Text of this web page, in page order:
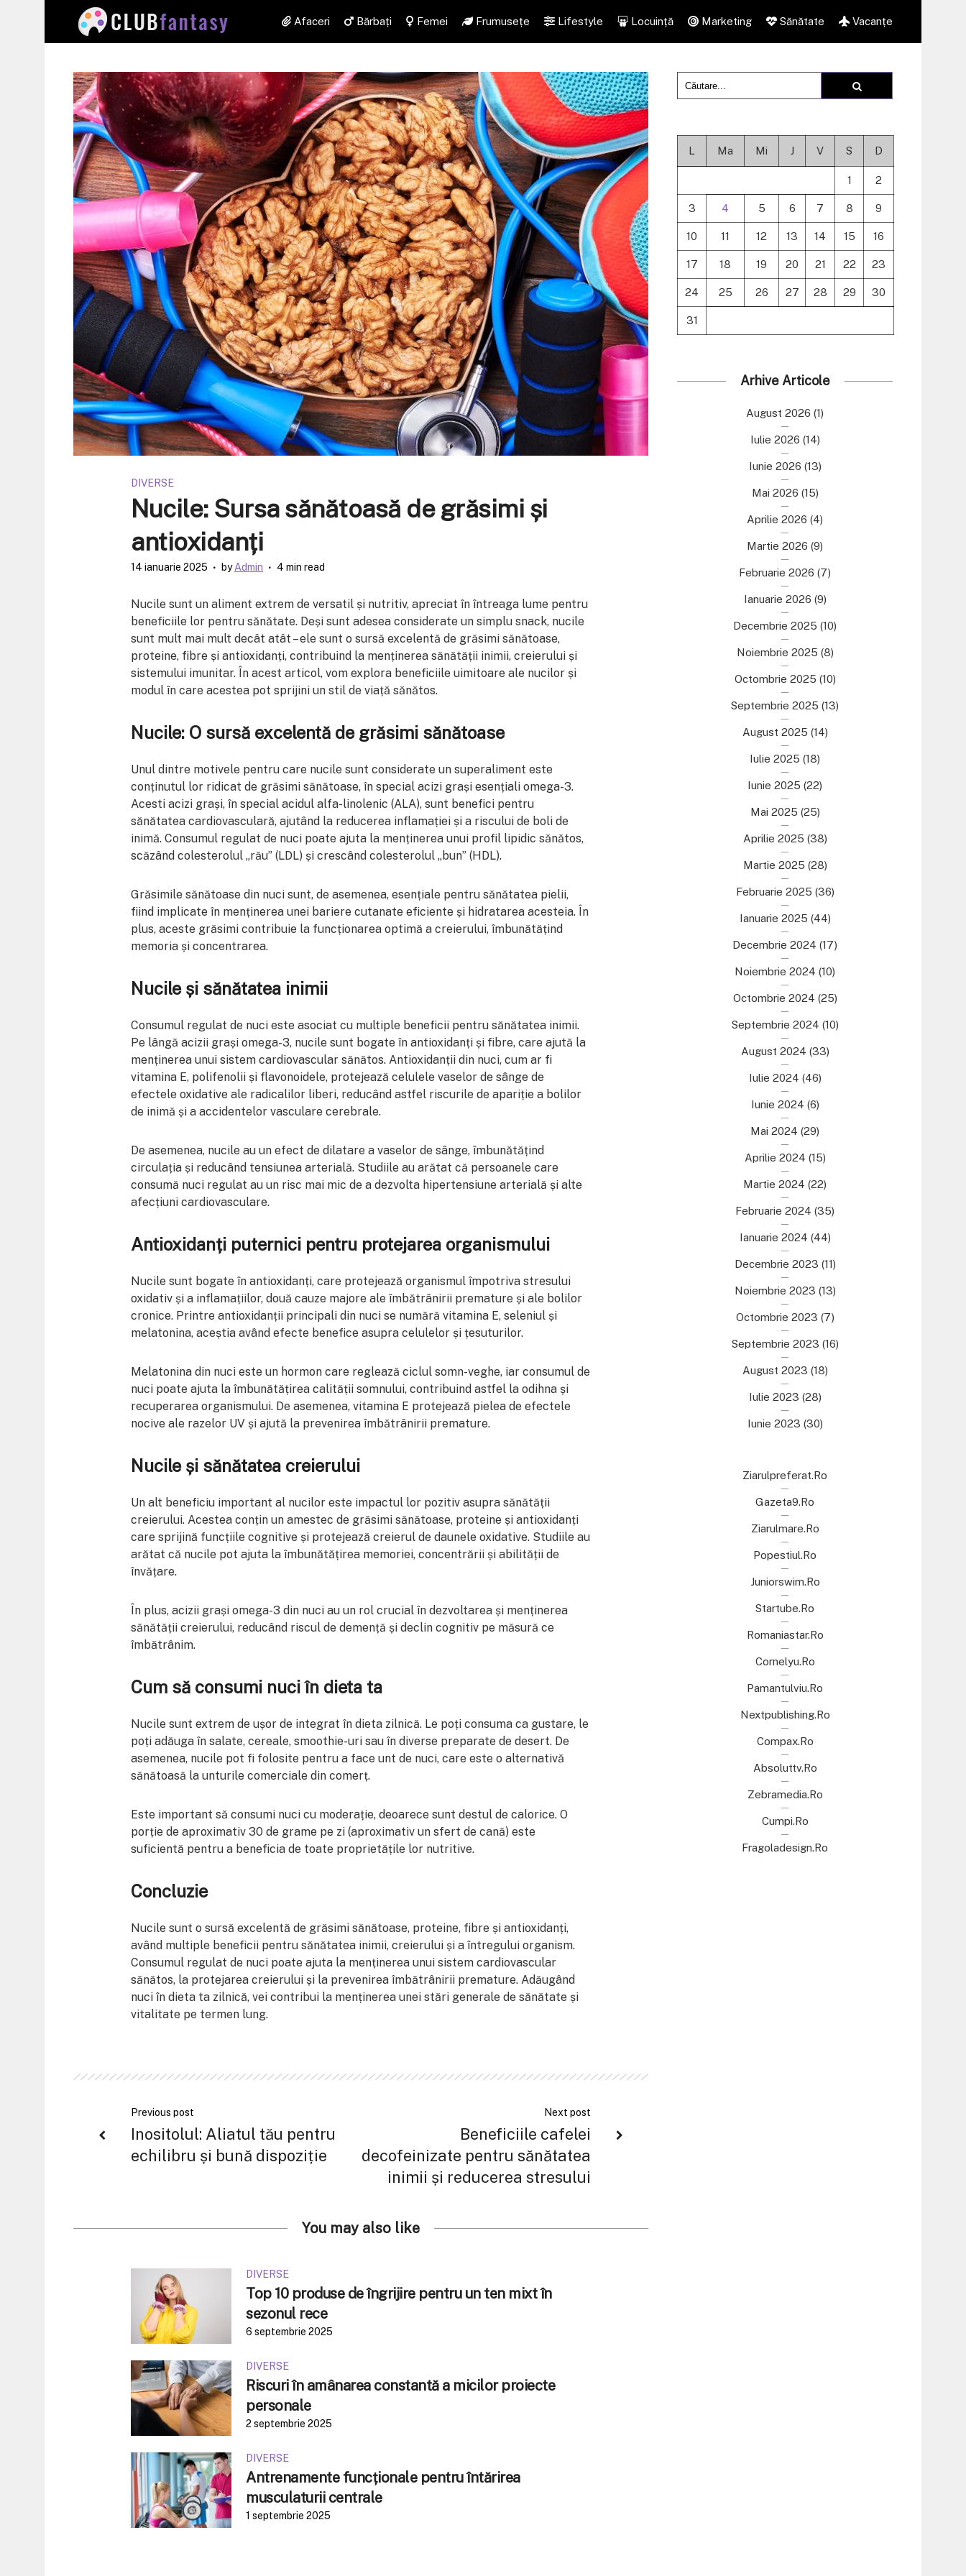
Afaceri Bărbați Femei Frumusețe Lifestyle Locuință Marketing Sănătate Vacanțe
DIVERSE
Nucile: Sursa sănătoasă de grăsimi și
antioxidanți
14 ianuarie 2025 byAdmin 4 min read
Nucile sunt un aliment extrem de versatil și nutritiv, apreciat în întreaga lume pentru
beneficiile lor pentru sănătate. Deși sunt adesea considerate un simplu snack, nucile
sunt mult mai mult decât atât – ele sunt o sursă excelentă de grăsimi sănătoase,
proteine, fibre și antioxidanți, contribuind la menținerea sănătății inimii, creierului și
sistemului imunitar. În acest articol, vom explora beneficiile uimitoare ale nucilor și
modul în care acestea pot sprijini un stil de viață sănătos.
Nucile: O sursă excelentă de grăsimi sănătoase
Unul dintre motivele pentru care nucile sunt considerate un superaliment este
conținutul lor ridicat de grăsimi sănătoase, în special acizi grași esențiali omega-3.
Acesti acizi grași, în special acidul alfa-linolenic (ALA), sunt benefici pentru
sănătatea cardiovasculară, ajutând la reducerea inflamației și a riscului de boli de
inimă. Consumul regulat de nuci poate ajuta la menținerea unui profil lipidic sănătos,
scăzând colesterolul „rău” (LDL) și crescând colesterolul „bun” (HDL).
Grăsimile sănătoase din nuci sunt, de asemenea, esențiale pentru sănătatea pielii,
fiind implicate în menținerea unei bariere cutanate eficiente și hidratarea acesteia. În
plus, aceste grăsimi contribuie la funcționarea optimă a creierului, îmbunătățind
memoria și concentrarea.
Nucile și sănătatea inimii
Consumul regulat de nuci este asociat cu multiple beneficii pentru sănătatea inimii.
Pe lângă acizii grași omega-3, nucile sunt bogate în antioxidanți și fibre, care ajută la
menținerea unui sistem cardiovascular sănătos. Antioxidanții din nuci, cum ar fi
vitamina E, polifenolii și flavonoidele, protejează celulele vaselor de sânge de
efectele oxidative ale radicalilor liberi, reducând astfel riscurile de apariție a bolilor
de inimă și a accidentelor vasculare cerebrale.
De asemenea, nucile au un efect de dilatare a vaselor de sânge, îmbunătățind
circulația și reducând tensiunea arterială. Studiile au arătat că persoanele care
consumă nuci regulat au un risc mai mic de a dezvolta hipertensiune arterială și alte
afecțiuni cardiovasculare.
Antioxidanți puternici pentru protejarea organismului
Nucile sunt bogate în antioxidanți, care protejează organismul împotriva stresului
oxidativ și a inflamațiilor, două cauze majore ale îmbătrânirii premature și ale bolilor
cronice. Printre antioxidanții principali din nuci se numără vitamina E, seleniul și
melatonina, aceștia având efecte benefice asupra celulelor și țesuturilor.
Melatonina din nuci este un hormon care reglează ciclul somn-veghe, iar consumul de
nuci poate ajuta la îmbunătățirea calității somnului, contribuind astfel la odihna și
recuperarea organismului. De asemenea, vitamina E protejează pielea de efectele
nocive ale razelor UV și ajută la prevenirea îmbătrânirii premature.
Nucile și sănătatea creierului
Un alt beneficiu important al nucilor este impactul lor pozitiv asupra sănătății
creierului. Acestea conțin un amestec de grăsimi sănătoase, proteine și antioxidanți
care sprijină funcțiile cognitive și protejează creierul de daunele oxidative. Studiile au
arătat că nucile pot ajuta la îmbunătățirea memoriei, concentrării și abilității de
învățare.
În plus, acizii grași omega-3 din nuci au un rol crucial în dezvoltarea și menținerea
sănătății creierului, reducând riscul de demență și declin cognitiv pe măsură ce
îmbătrânim.
Cum să consumi nuci în dieta ta
Nucile sunt extrem de ușor de integrat în dieta zilnică. Le poți consuma ca gustare, le
poți adăuga în salate, cereale, smoothie-uri sau în diverse preparate de desert. De
asemenea, nucile pot fi folosite pentru a face unt de nuci, care este o alternativă
sănătoasă la unturile comerciale din comerț.
Este important să consumi nuci cu moderație, deoarece sunt destul de calorice. O
porție de aproximativ 30 de grame pe zi (aproximativ un sfert de cană) este
suficientă pentru a beneficia de toate proprietățile lor nutritive.
Concluzie
Nucile sunt o sursă excelentă de grăsimi sănătoase, proteine, fibre și antioxidanți,
având multiple beneficii pentru sănătatea inimii, creierului și a întregului organism.
Consumul regulat de nuci poate ajuta la menținerea unui sistem cardiovascular
sănătos, la protejarea creierului și la prevenirea îmbătrânirii premature. Adăugând
nuci în dieta ta zilnică, vei contribui la menținerea unei stări generale de sănătate și
vitalitate pe termen lung.
Previous post
Inositolul: Aliatul tău pentru
echilibru și bună dispoziție
Next post
Beneficiile cafelei
decofeinizate pentru sănătatea
inimii și reducerea stresului
You may also like
DIVERSE
Top 10 produse de îngrijire pentru un ten mixt în
sezonul rece
6 septembrie 2025
DIVERSE
Riscuri în amânarea constantă a micilor proiecte
personale
2 septembrie 2025
DIVERSE
Antrenamente funcționale pentru întărirea
musculaturii centrale
1 septembrie 2025
L Ma Mi J V S D
1 2
3 4 5 6 7 8 9
10 11 12 13 14 15 16
17 18 19 20 21 22 23
24 25 26 27 28 29 30
31
Arhive Articole
August 2026 (1)
Iulie 2026 (14)
Iunie 2026 (13)
Mai 2026 (15)
Aprilie 2026 (4)
Martie 2026 (9)
Februarie 2026 (7)
Ianuarie 2026 (9)
Decembrie 2025 (10)
Noiembrie 2025 (8)
Octombrie 2025 (10)
Septembrie 2025 (13)
August 2025 (14)
Iulie 2025 (18)
Iunie 2025 (22)
Mai 2025 (25)
Aprilie 2025 (38)
Martie 2025 (28)
Februarie 2025 (36)
Ianuarie 2025 (44)
Decembrie 2024 (17)
Noiembrie 2024 (10)
Octombrie 2024 (25)
Septembrie 2024 (10)
August 2024 (33)
Iulie 2024 (46)
Iunie 2024 (6)
Mai 2024 (29)
Aprilie 2024 (15)
Martie 2024 (22)
Februarie 2024 (35)
Ianuarie 2024 (44)
Decembrie 2023 (11)
Noiembrie 2023 (13)
Octombrie 2023 (7)
Septembrie 2023 (16)
August 2023 (18)
Iulie 2023 (28)
Iunie 2023 (30)
Ziarulpreferat.ro
Gazeta9.ro
Ziarulmare.ro
Popestiul.ro
Juniorswim.ro
Startube.ro
Romaniastar.ro
Cornelyu.ro
Pamantulviu.ro
Nextpublishing.ro
Compax.ro
Absoluttv.ro
Zebramedia.ro
Cumpi.ro
Fragoladesign.ro